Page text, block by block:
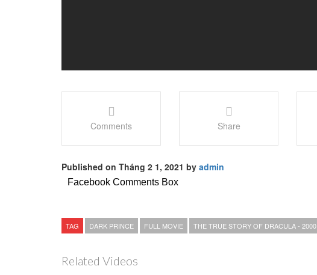
Comments Share
Published on Tháng 2 1, 2021 by admin
Facebook Comments Box
TAG DARK PRINCE FULL MOVIE THE TRUE STORY OF DRACULA - 2000
Related Videos